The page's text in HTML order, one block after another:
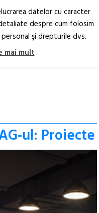
RO EN
ul: Proiecte
datelor cu caracter
despre cum folosim
şi drepturile dvs.
mai mult